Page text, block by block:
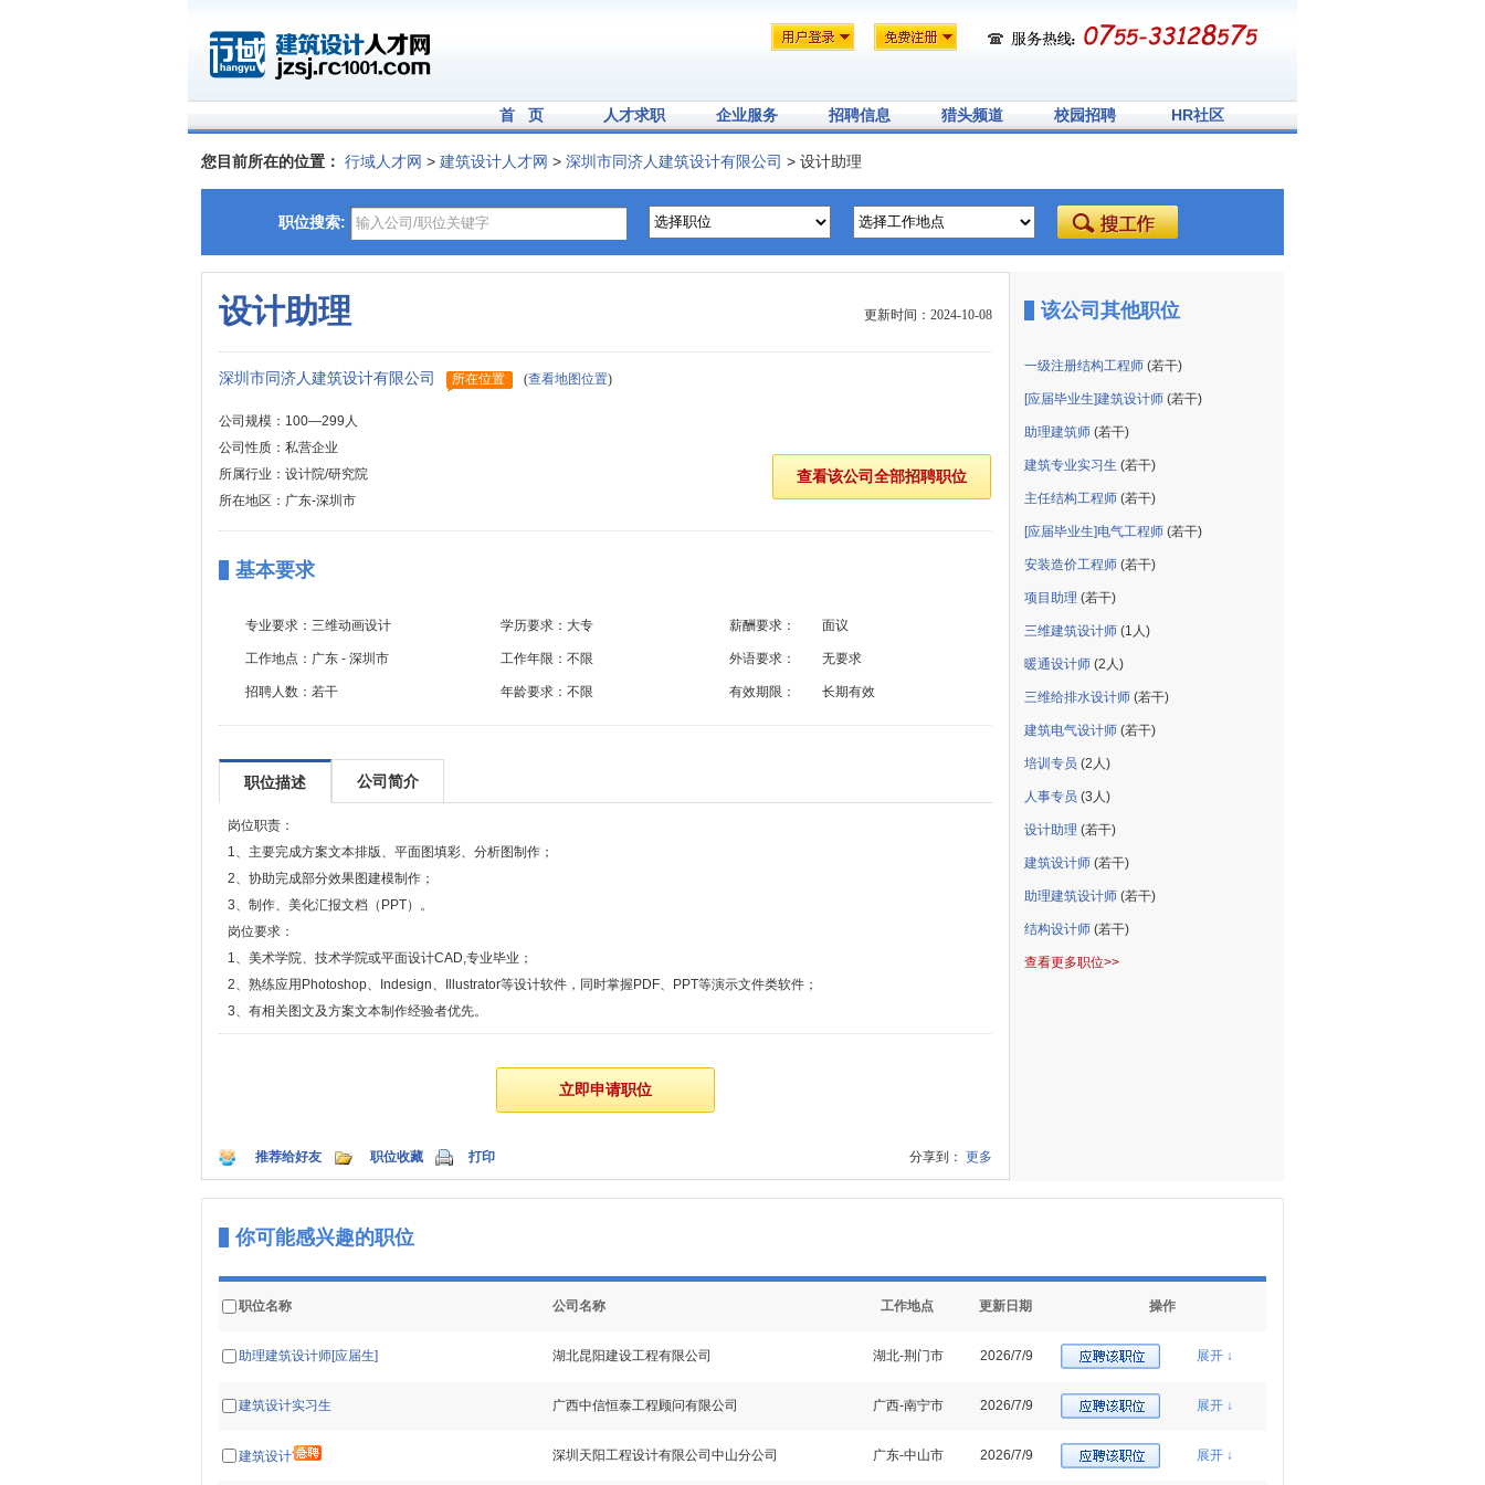
首 页 人才求职 企业服务 招聘信息 猎头频道 校园招聘 HR社区
您目前所在的位置： 行域人才网 > 建筑设计人才网 > 深圳市同济人建筑设计有限公司 > 设计助理
职位搜索:
更新时间：2024-10-08
设计助理
深圳市同济人建筑设计有限公司 所在位置 (查看地图位置)
公司规模：100—299人
公司性质：私营企业
所属行业：设计院/研究院
所在地区：广东-深圳市
基本要求
专业要求： 三维动画设计 学历要求： 大专 薪酬要求： 面议
工作地点： 广东 - 深圳市 工作年限： 不限 外语要求： 无要求
招聘人数： 若干 年龄要求： 不限 有效期限： 长期有效
职位描述 公司简介
岗位职责：
1、主要完成方案文本排版、平面图填彩、分析图制作；
2、协助完成部分效果图建模制作；
3、制作、美化汇报文档（PPT）。
岗位要求：
1、美术学院、技术学院或平面设计CAD,专业毕业；
2、熟练应用Photoshop、Indesign、Illustrator等设计软件，同时掌握PDF、PPT等演示文件类软件；
3、有相关图文及方案文本制作经验者优先。
推荐给好友 职位收藏 打印 分享到： 更多
该公司其他职位
一级注册结构工程师 (若干)
[应届毕业生]建筑设计师 (若干)
助理建筑师 (若干)
建筑专业实习生 (若干)
主任结构工程师 (若干)
[应届毕业生]电气工程师 (若干)
安装造价工程师 (若干)
项目助理 (若干)
三维建筑设计师 (1人)
暖通设计师 (2人)
三维给排水设计师 (若干)
建筑电气设计师 (若干)
培训专员 (2人)
人事专员 (3人)
设计助理 (若干)
建筑设计师 (若干)
助理建筑设计师 (若干)
结构设计师 (若干)
查看更多职位>>
你可能感兴趣的职位
职位名称 公司名称 工作地点 更新日期 操作
助理建筑设计师[应届生] 湖北昆阳建设工程有限公司 湖北-荆门市 2026/7/9 展开 ↓
建筑设计实习生 广西中信恒泰工程顾问有限公司 广西-南宁市 2026/7/9 展开 ↓
建筑设计 深圳天阳工程设计有限公司中山分公司 广东-中山市 2026/7/9 展开 ↓